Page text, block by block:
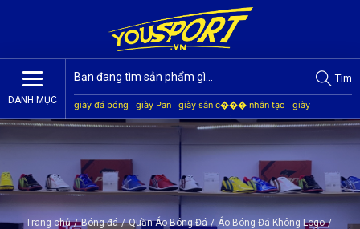
DANH MỤC
Tìm
giày đá bóng giày Pan giày sân c��� nhân tạo
giày
Jogarbola
giày Mitre giày Akka quần áo bóng đá
giày
Trang chủ / Bóng đá / Quần Áo Bóng Đá / Áo Bóng Đá Không Logo /